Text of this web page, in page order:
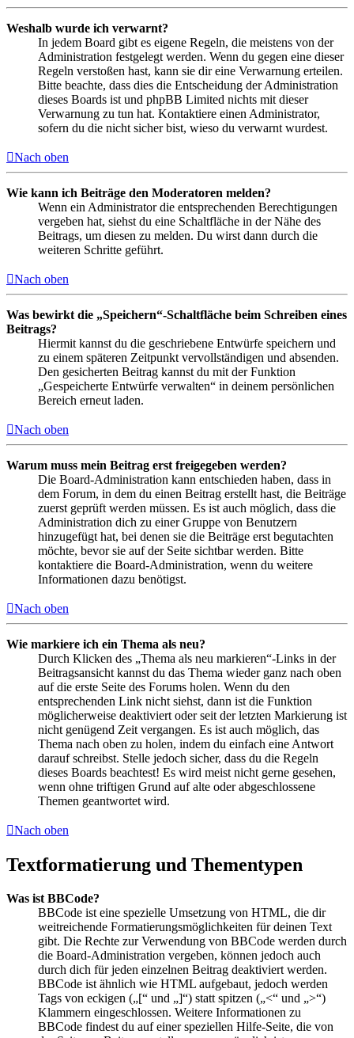
Weshalb wurde ich verwarnt?
In jedem Board gibt es eigene Regeln, die meistens von der
Administration festgelegt werden. Wenn du gegen eine dieser
Regeln verstoßen hast, kann sie dir eine Verwarnung erteilen.
Bitte beachte, dass dies die Entscheidung der Administration
dieses Boards ist und phpBB Limited nichts mit dieser
Verwarnung zu tun hat. Kontaktiere einen Administrator,
sofern du die nicht sicher bist, wieso du verwarnt wurdest.
Nach oben
Wie kann ich Beiträge den Moderatoren melden?
Wenn ein Administrator die entsprechenden Berechtigungen
vergeben hat, siehst du eine Schaltfläche in der Nähe des
Beitrags, um diesen zu melden. Du wirst dann durch die
weiteren Schritte geführt.
Nach oben
Was bewirkt die „Speichern“-Schaltfläche beim Schreiben eines
Beitrags?
Hiermit kannst du die geschriebene Entwürfe speichern und
zu einem späteren Zeitpunkt vervollständigen und absenden.
Den gesicherten Beitrag kannst du mit der Funktion
„Gespeicherte Entwürfe verwalten“ in deinem persönlichen
Bereich erneut laden.
Nach oben
Warum muss mein Beitrag erst freigegeben werden?
Die Board-Administration kann entschieden haben, dass in
dem Forum, in dem du einen Beitrag erstellt hast, die Beiträge
zuerst geprüft werden müssen. Es ist auch möglich, dass die
Administration dich zu einer Gruppe von Benutzern
hinzugefügt hat, bei denen sie die Beiträge erst begutachten
möchte, bevor sie auf der Seite sichtbar werden. Bitte
kontaktiere die Board-Administration, wenn du weitere
Informationen dazu benötigst.
Nach oben
Wie markiere ich ein Thema als neu?
Durch Klicken des „Thema als neu markieren“-Links in der
Beitragsansicht kannst du das Thema wieder ganz nach oben
auf die erste Seite des Forums holen. Wenn du den
entsprechenden Link nicht siehst, dann ist die Funktion
möglicherweise deaktiviert oder seit der letzten Markierung ist
nicht genügend Zeit vergangen. Es ist auch möglich, das
Thema nach oben zu holen, indem du einfach eine Antwort
darauf schreibst. Stelle jedoch sicher, dass du die Regeln
dieses Boards beachtest! Es wird meist nicht gerne gesehen,
wenn ohne triftigen Grund auf alte oder abgeschlossene
Themen geantwortet wird.
Nach oben
Textformatierung und Thementypen
Was ist BBCode?
BBCode ist eine spezielle Umsetzung von HTML, die dir
weitreichende Formatierungsmöglichkeiten für deinen Text
gibt. Die Rechte zur Verwendung von BBCode werden durch
die Board-Administration vergeben, können jedoch auch
durch dich für jeden einzelnen Beitrag deaktiviert werden.
BBCode ist ähnlich wie HTML aufgebaut, jedoch werden
Tags von eckigen („[“ und „]“) statt spitzen („<“ und „>“)
Klammern eingeschlossen. Weitere Informationen zu
BBCode findest du auf einer speziellen Hilfe-Seite, die von